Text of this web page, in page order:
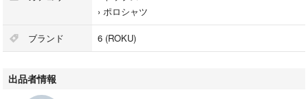
› ポロシャツ
ブランド 6 (ROKU)
出品者情報